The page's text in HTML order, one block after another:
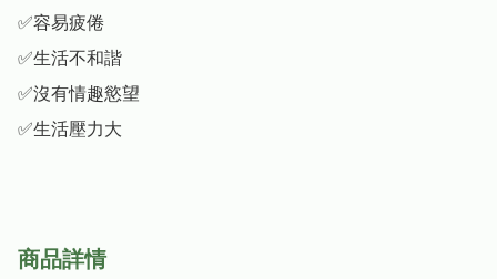
✅容易疲倦
✅生活不和諧
✅沒有情趣慾望
✅生活壓力大
商品詳情